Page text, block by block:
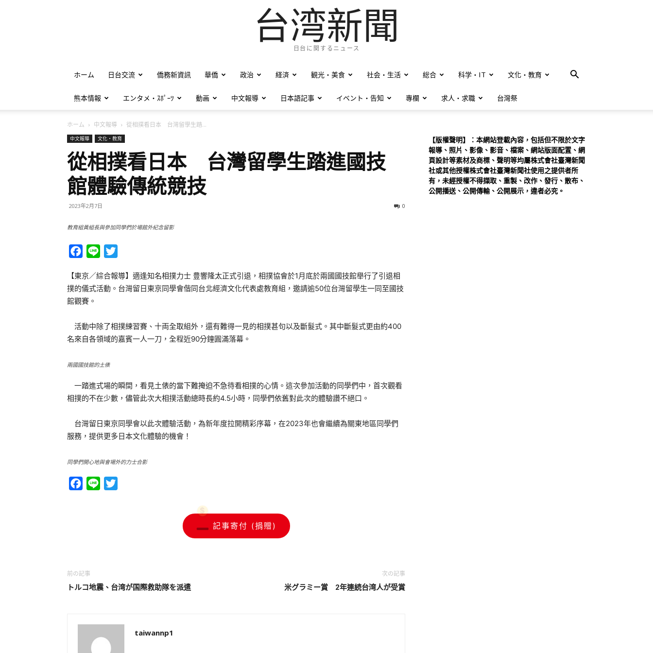
台湾新聞
日台に関するニュース
ホーム 日台交流 僑務新資訊 華僑 政治 経済 観光・美食 社会・生活 総合 科学・IT 文化・教育
熊本情報 エンタメ・ｽﾎﾟｰﾂ 動画 中文報導 日本語記事 イベント・告知 專欄 求人・求職 台灣祭
ホーム 中文報導 從相撲看日本 台灣留學生踏...
中文報導 文化・教育
從相撲看日本 台灣留學生踏進國技
館體驗傳統競技
2023年2月7日 0
教育組黃組長與參加同學們於場館外紀念留影
Facebook
Line
【東京／綜合報導】適逢知名相撲力士 豊響隆太正式引退，相撲協會於1月底於兩國國技館舉行了引退相
撲的儀式活動。台灣留日東京同學會偕同台北經濟文化代表處教育組，邀請逾50位台灣留學生一同至國技
館觀賽。
活動中除了相撲練習賽、十両全取組外，還有難得一見的相撲甚句以及斷髮式。其中斷髮式更由約400
名來自各領域的嘉賓一人一刀，全程近90分鐘圓滿落幕。
兩國國技館的土俵
一踏進式場的瞬間，看見土俵的當下難掩迫不急待看相撲的心情。這次參加活動的同學們中，首次觀看
相撲的不在少數，儘管此次大相撲活動總時長約4.5小時，同學們依舊對此次的體驗讚不絕口。
台灣留日東京同學會以此次體驗活動，為新年度拉開精彩序幕，在2023年也會繼續為關東地區同學們
服務，提供更多日本文化體驗的機會！
同學們開心地與會場外的力士合影
Facebook
Line
記事寄付 (捐贈)
前の記事
トルコ地震、台湾が国際救助隊を派遣
次の記事
米グラミー賞 2年連続台湾人が受賞
taiwannp1
【版權聲明】：本網站登載內容，包括但不限於文字
報導、照片、影像、影音、檔案、網站版面配置、網
頁設計等素材及商標、聲明等均屬株式會社臺灣新聞
社或其他授權株式會社臺灣新聞社使用之提供者所
有，未經授權不得擷取、重製、改作、發行、散布、
公開播送、公開傳輸、公開展示，違者必究。